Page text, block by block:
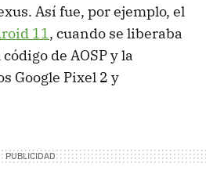
Así fue, por ejemplo, el
11, cuando se liberaba
de AOSP y la
Google Pixel 2 y